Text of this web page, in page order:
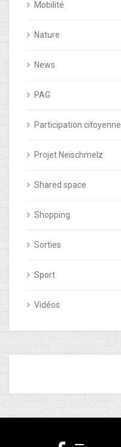
Mobilité
Nature
News
PAG
Participation citoyenne
Projet Neischmelz
Shared space
Shopping
Sorties
Sport
Vidéos